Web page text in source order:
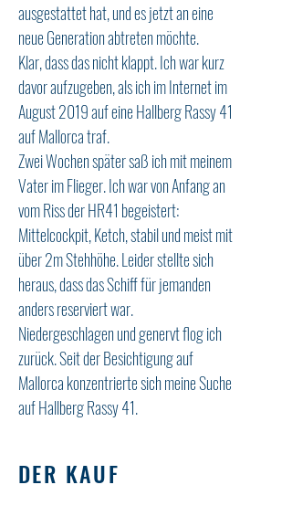
ausgestattet hat, und es jetzt an eine
neue Generation abtreten möchte.
Klar, dass das nicht klappt. Ich war kurz
davor aufzugeben, als ich im Internet im
August 2019 auf eine Hallberg Rassy 41
auf Mallorca traf.
Zwei Wochen später saß ich mit meinem
Vater im Flieger. Ich war von Anfang an
vom Riss der HR41 begeistert:
Mittelcockpit, Ketch, stabil und meist mit
über 2m Stehhöhe. Leider stellte sich
heraus, dass das Schiff für jemanden
anders reserviert war.
Niedergeschlagen und genervt flog ich
zurück. Seit der Besichtigung auf
Mallorca konzentrierte sich meine Suche
auf Hallberg Rassy 41.
DER KAUF